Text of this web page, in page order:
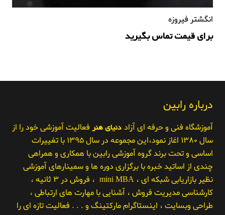
انگشتر فیروزه
برای قیمت تماس بگیرید
درباره رابین
آموزشگاه فنی و حرفه ای آزاد دنیای هنر فعالیت آموزشی خود را از
سال ۱۳۸۰ اغاز نمود،این مجموعه در سال ۱۳۹۵ با تغییرات
اساسی و تحت برند گروه آموزشی رابین با همکاری و همراهی
چندی از اساتید خبره با برگزاری دوره ها و سمینارهای آموزشی
نظیر بازاریابی شبکه ای ، mini MBA ، فروش در ۳ ثانیه ،
کارشناسی مدیریت فروش ، آشنایی با مهارت های ارتباطی ،
طراحی وبسایت ، اینستاگرام مارکتینگ و . . . فعالیت تازه ای را